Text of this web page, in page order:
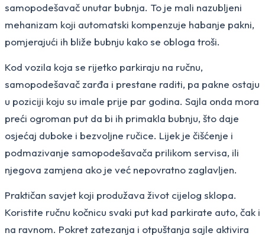
samopodešavač unutar bubnja. To je mali nazubljeni
mehanizam koji automatski kompenzuje habanje pakni,
pomjerajući ih bliže bubnju kako se obloga troši.
Kod vozila koja se rijetko parkiraju na ručnu,
samopodešavač zarđa i prestane raditi, pa pakne ostaju
u poziciji koju su imale prije par godina. Sajla onda mora
preći ogroman put da bi ih primakla bubnju, što daje
osjećaj duboke i bezvoljne ručice. Lijek je čišćenje i
podmazivanje samopodešavača prilikom servisa, ili
njegova zamjena ako je već nepovratno zaglavljen.
Praktičan savjet koji produžava život cijelog sklopa.
Koristite ručnu kočnicu svaki put kad parkirate auto, čak i
na ravnom. Pokret zatezanja i otpuštanja sajle aktivira